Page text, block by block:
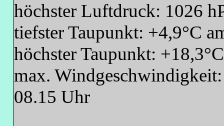
höchster Luftdruck: 1026
tiefster Taupunkt: +4,9°C
höchster Taupunkt:
max.
08.15 Uhr